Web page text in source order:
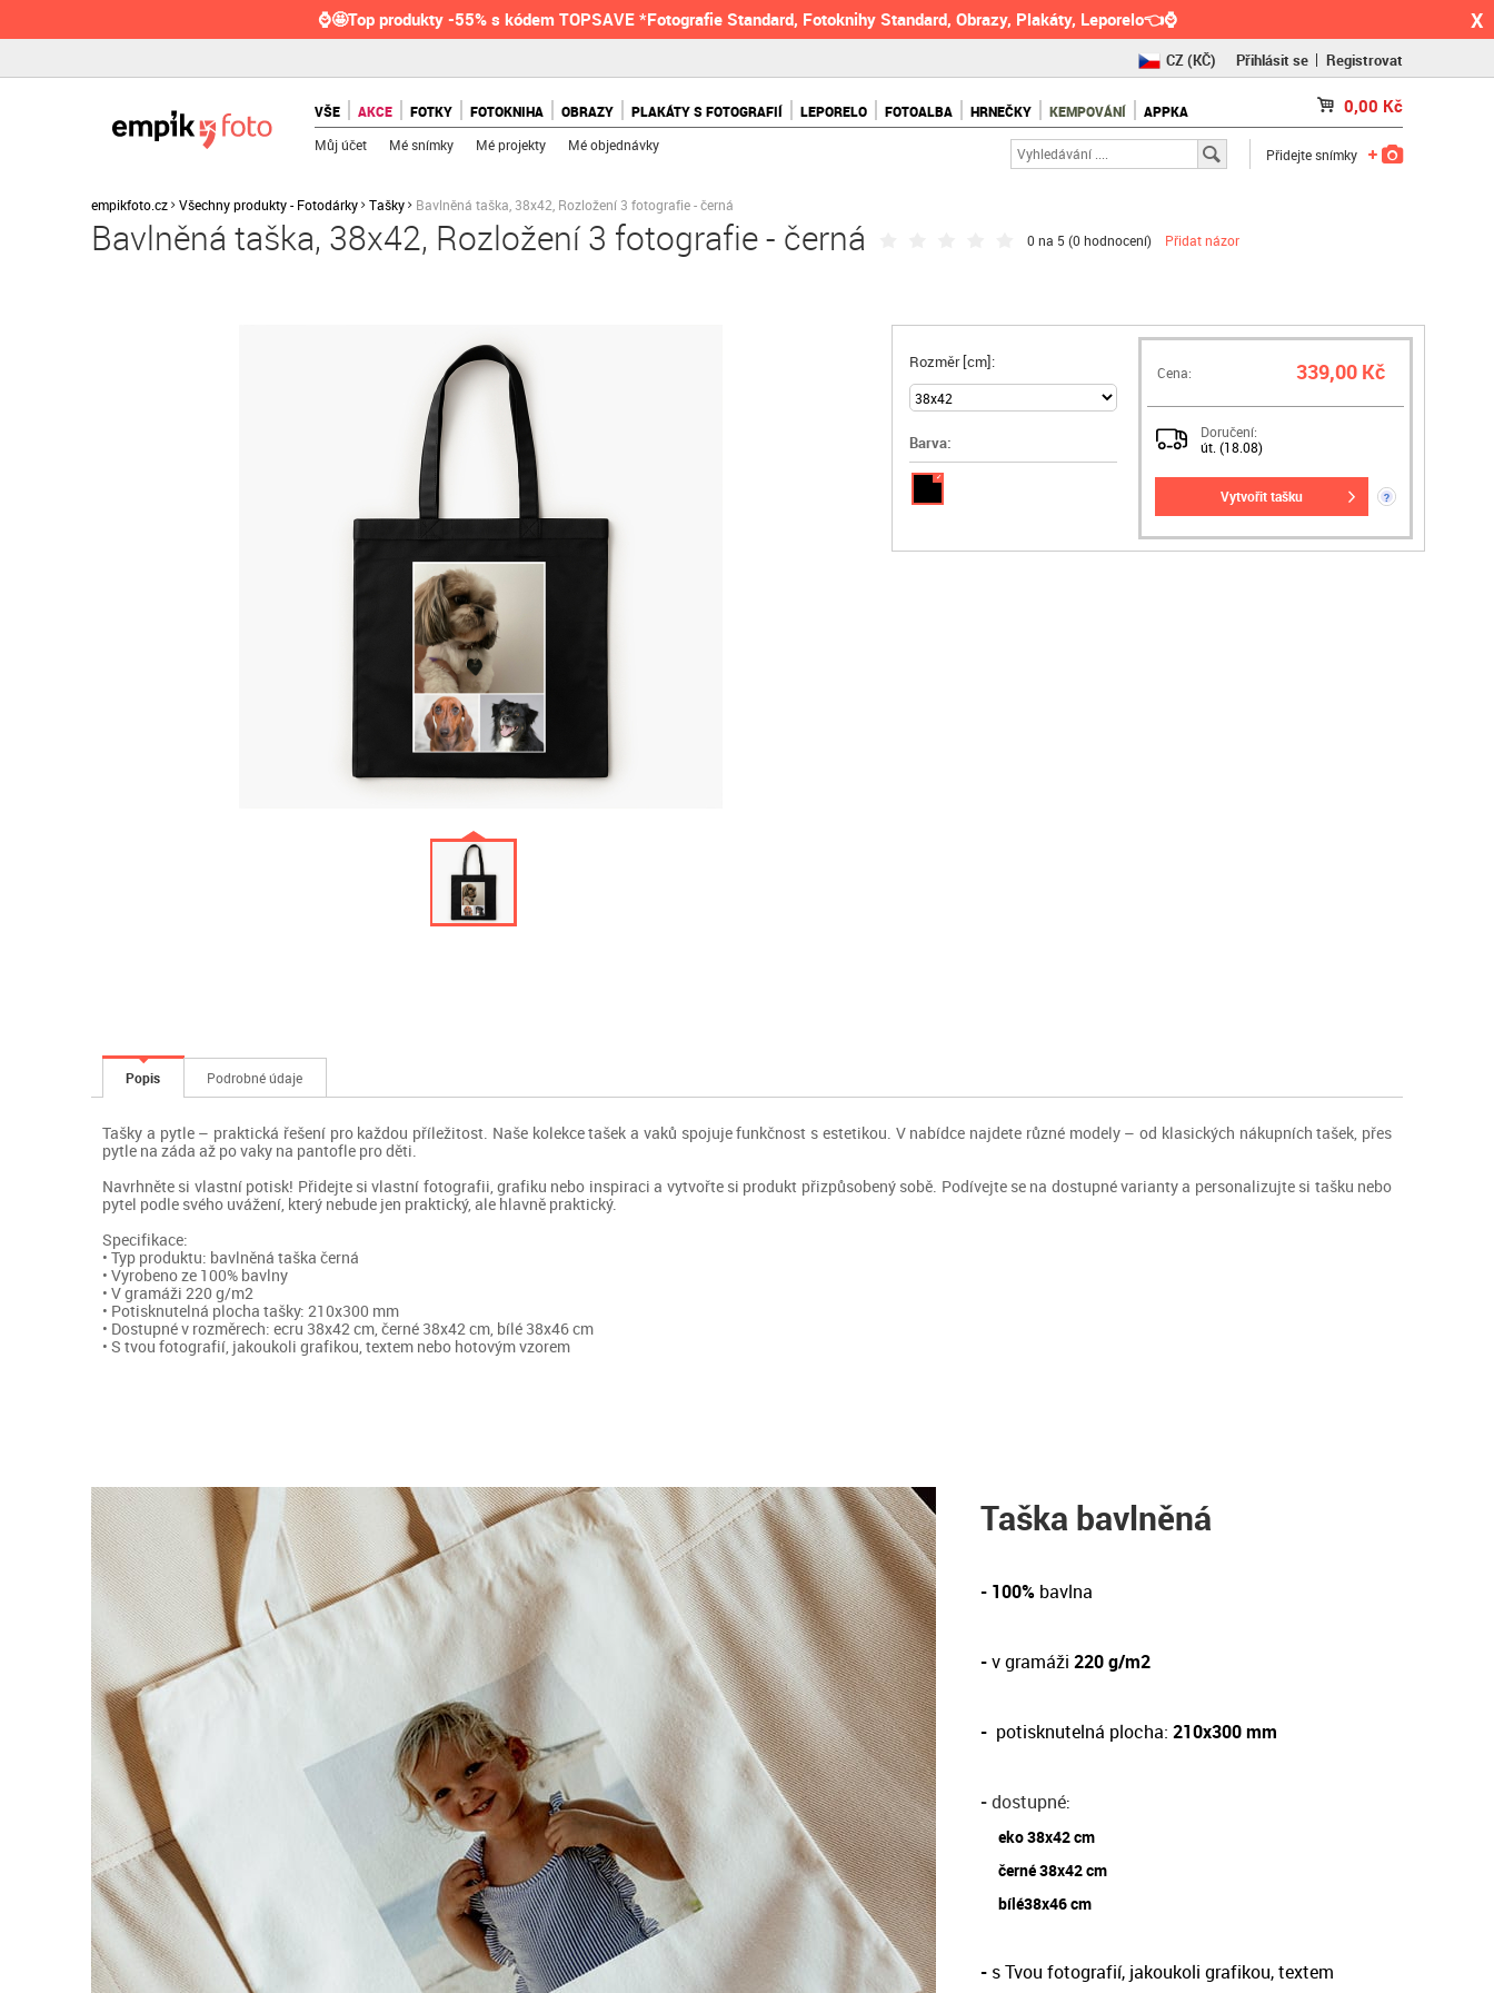
⌚🤩Top produkty -55% s kódem TOPSAVE *Fotografie Standard, Fotoknihy Standard, Obrazy, Plakáty, Leporelo👈⌚ X
CZ(KČ)
RO(RON)
Přihlásit se Registrovat
VŠE AKCE FOTKY FOTOKNIHA OBRAZY PLAKÁTY S FOTOGRAFIÍ LEPORELO FOTOALBA HRNEČKY KEMPOVÁNÍ APPKA 0,00 Kč
Můj účet Mé snímky Mé projekty Mé objednávky
Přidejte snímky
empikfoto.cz Všechny produkty - Fotodárky Tašky Bavlněná taška, 38x42, Rozložení 3 fotografie - černá
Bavlněná taška, 38x42, Rozložení 3 fotografie - černá 0 na 5 (0 hodnocení) Přidat názor
Rozměr [cm]:
Barva:
✓
Cena: 339,00 Kč
Doručení:
út. (18.08)
vytvořit tašku ?
Popis Podrobné údaje
Tašky a pytle – praktická řešení pro každou příležitost. Naše kolekce tašek a vaků spojuje funkčnost s estetikou. V nabídce najdete různé modely – od klasických nákupních tašek, přes
pytle na záda až po vaky na pantofle pro děti.
Navrhněte si vlastní potisk! Přidejte si vlastní fotografii, grafiku nebo inspiraci a vytvořte si produkt přizpůsobený sobě. Podívejte se na dostupné varianty a personalizujte si tašku nebo
pytel podle svého uvážení, který nebude jen praktický, ale hlavně praktický.
Specifikace:
• Typ produktu: bavlněná taška černá
• Vyrobeno ze 100% bavlny
• V gramáži 220 g/m2
• Potisknutelná plocha tašky: 210x300 mm
• Dostupné v rozměrech: ecru 38x42 cm, černé 38x42 cm, bílé 38x46 cm
• S tvou fotografií, jakoukoli grafikou, textem nebo hotovým vzorem
Taška bavlněná
- 100% bavlna
-v gramáži 220 g/m2
- potisknutelná plocha: 210x300 mm
-dostupné:
eko 38x42 cm
černé 38x42 cm
bílé38x46 cm
-s Tvou fotografií, jakoukoli grafikou, textem